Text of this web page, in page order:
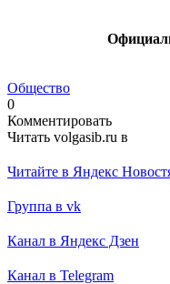
Общество
0
Комментировать
Читать volgasib.ru в
Читайте в Яндекс
Группа в vk
Канал в Яндекс Дзен
Канал в Telegram